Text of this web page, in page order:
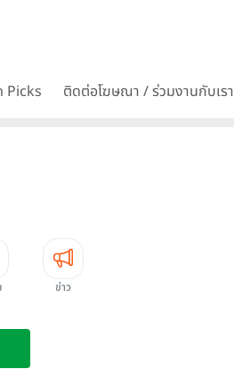
Picks ติดต่อโฆษณา / ร่วมงานกับเรา
ข่าว